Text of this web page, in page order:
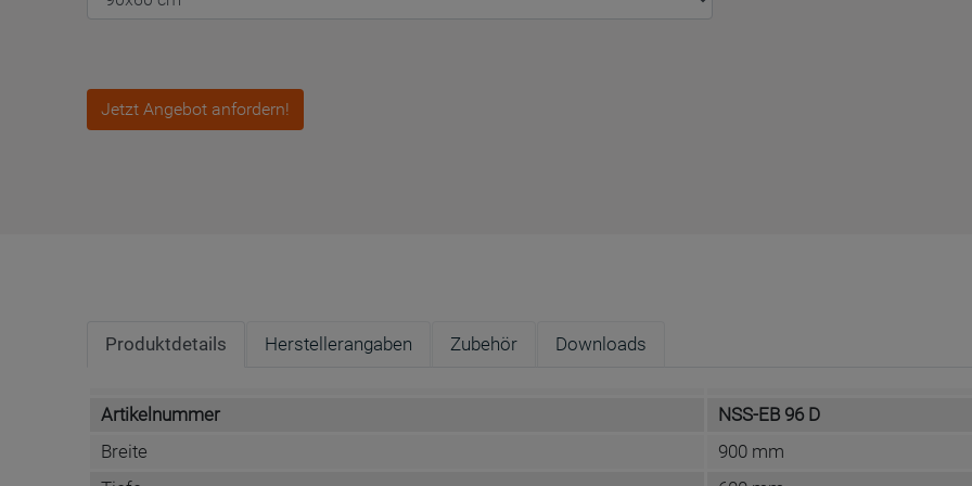
Jetzt Angebot anfordern!
Produktdetails Herstellerangaben Zubehör Downloads
Artikelnummer
NSS-EB 96 D
Breite
900 mm